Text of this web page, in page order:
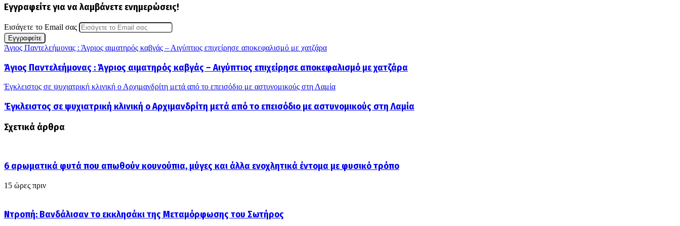
Εγγραφείτε για να λαμβάνετε ενημερώσεις!
Εισάγετε το Email σας
Άγιος Παντελεήμονας : Άγριος αιματηρός καβγάς – Αιγύπτιος επιχείρησε αποκεφαλισμό με χατζάρα
Άγιος Παντελεήμονας : Άγριος αιματηρός καβγάς – Αιγύπτιος επιχείρησε αποκεφαλισμό με χατζάρα
Έγκλειστος σε ψυχιατρική κλινική ο Αρχιμανδρίτη μετά από το επεισόδιο με αστυνομικούς στη Λαμία
Έγκλειστος σε ψυχιατρική κλινική ο Αρχιμανδρίτη μετά από το επεισόδιο με αστυνομικούς στη Λαμία
Σχετικά άρθρα
6 αρωματικά φυτά που απωθούν κουνούπια, μύγες και άλλα ενοχλητικά έντομα με φυσικό τρόπο
15 ώρες πριν
Ντροπή: Βανδάλισαν το εκκλησάκι της Μεταμόρφωσης του Σωτήρος